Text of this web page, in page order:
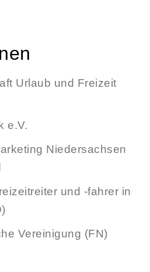
Urlaub und Freizeit
e.V.
Niedersachsen
und -fahrer in
Vereinigung (FN)